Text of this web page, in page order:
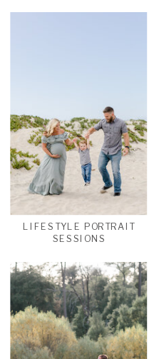
LIFESTYLE PORTRAIT
SESSIONS